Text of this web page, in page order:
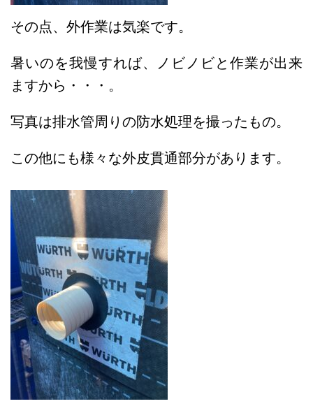
その点、外作業は気楽です。
暑いのを我慢すれば、ノビノビと作業が出来
ますから・・・。
写真は排水管周りの防水処理を撮ったもの。
この他にも様々な外皮貫通部分があります。